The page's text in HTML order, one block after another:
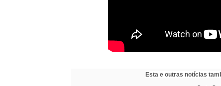
Esta e outras notícias